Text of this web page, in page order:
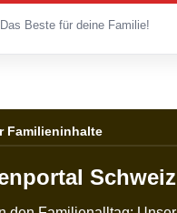
Das Beste für deine Familie!
Familieninhalte
Schweiz